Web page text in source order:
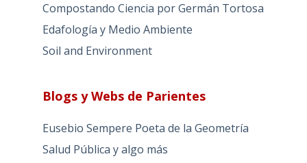
Compostando Ciencia por Germán Tortosa
Edafología y Medio Ambiente
Soil and Environment
Blogs y Webs de Parientes
Eusebio Sempere Poeta de la Geometría
Salud Pública y algo más